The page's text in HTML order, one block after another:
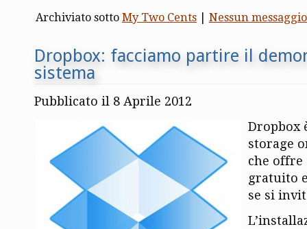
Archiviato sotto My Two Cents Nessun messaggio
Dropbox: facciamo partire il
sistema
Pubblicato il 8 Aprile 2012
Dropbox
storage
che offre
gratuito
se si